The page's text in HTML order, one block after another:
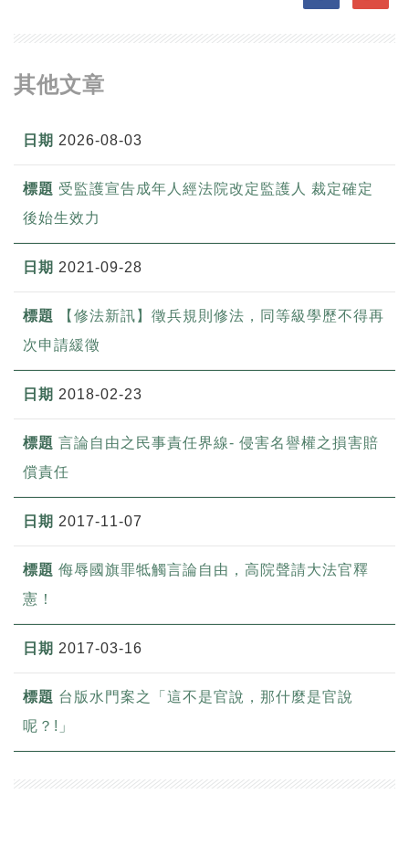
其他文章
2026-08-03
受監護宣告成年人經法院改定監護人 裁定確定
後始生效力
2021-09-28
【修法新訊】徵兵規則修法，同等級學歷不得再
次申請緩徵
2018-02-23
言論自由之民事責任界線- 侵害名譽權之損害賠
償責任
2017-11-07
侮辱國旗罪牴觸言論自由，高院聲請大法官釋
憲！
2017-03-16
台版水門案之「這不是官說，那什麼是官說
呢？!」